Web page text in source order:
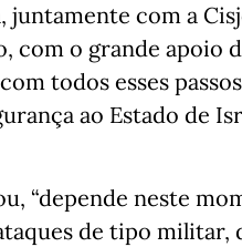
juntamente com a
com o grande apoio
todos esses
ao Estado de
“depende neste
de tipo